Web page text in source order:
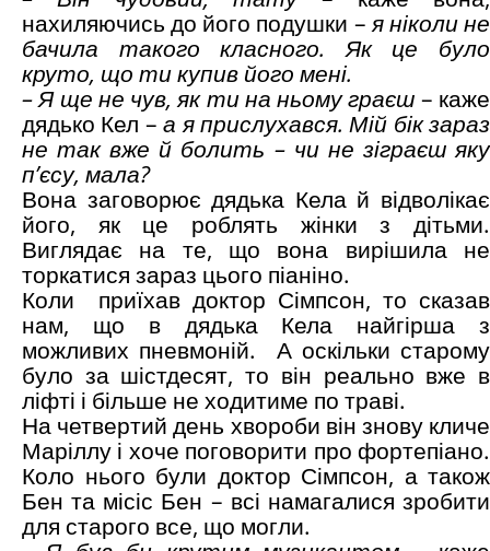
нахиляючись до його подушки –я ніколи не
бачила такого класного. Як це було
круто, що ти купив його мені.
– Я ще не чув, як ти на ньому граєш – каже
дядько Кел –а я прислухався. Мій бік зараз
не так вже й болить – чи не зіграєш яку
п’єсу, мала?
Вона заговорює дядька Кела й відволікає
його, як це роблять жінки з дітьми.
Виглядає на те, що вона вирішила не
торкатися зараз цього піаніно.
Коли приїхав доктор Сімпсон, то сказав
нам, що в дядька Кела найгірша з
можливих пневмоній. А оскільки старому
було за шістдесят, то він реально вже в
ліфті і більше не ходитиме по траві.
На четвертий день хвороби він знову кличе
Маріллу і хоче поговорити про фортепіано.
Коло нього були доктор Сімпсон, а також
Бен та місіс Бен – всі намагалися зробити
для старого все, що могли.